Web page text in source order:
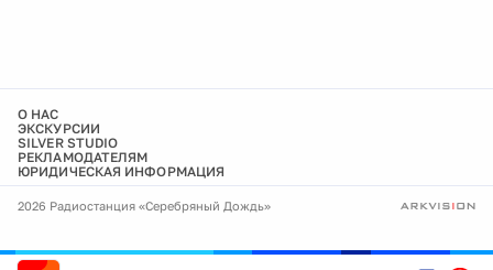
О НАС
ЭКСКУРСИИ
SILVER STUDIO
РЕКЛАМОДАТЕЛЯМ
ЮРИДИЧЕСКАЯ ИНФОРМАЦИЯ
2026 Радиостанция «Серебряный Дождь»